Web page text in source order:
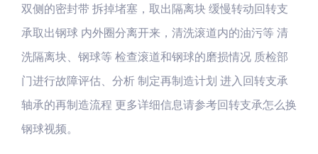
双侧的密封带 拆掉堵塞，取出隔离块 缓慢转动回转支
承取出钢球 内外圈分离开来，清洗滚道内的油污等 清
洗隔离块、钢球等 检查滚道和钢球的磨损情况 质检部
门进行故障评估、分析 制定再制造计划 进入回转支承
轴承的再制造流程 更多详细信息请参考回转支承怎么换
钢球视频。